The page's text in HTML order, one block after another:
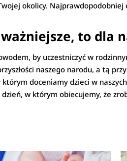
okolicy. Najprawdopodobniej
to dla
by uczestniczyć w
naszego narodu, a tą
doceniamy dzieci w
w którym obiecujemy, że